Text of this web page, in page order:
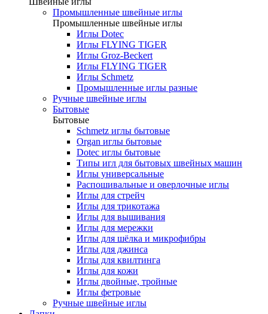
Промышленные швейные иглы
Промышленные швейные иглы
Иглы Dotec
Иглы FLYING TIGER
Иглы Groz-Beckert
Иглы FLYING TIGER
Иглы Schmetz
Промышленные иглы разные
Ручные швейные иглы
Бытовые
Бытовые
Schmetz иглы бытовые
Organ иглы бытовые
Dotec иглы бытовые
Типы игл для бытовых швейных машин
Иглы универсальные
Распошивальные и оверлочные иглы
Иглы для стрейч
Иглы для трикотажа
Иглы для вышивания
Иглы для мережки
Иглы для шёлка и микрофибры
Иглы для джинса
Иглы для квилтинга
Иглы для кожи
Иглы двойные, тройные
Иглы фетровые
Ручные швейные иглы